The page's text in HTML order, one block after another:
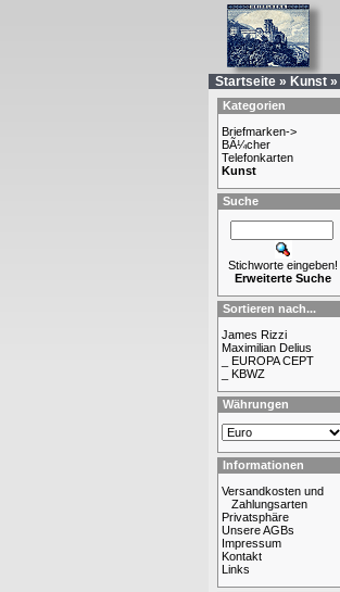
Startseite » Kunst »
Kategorien
Briefmarken->
BÃ¼cher
Telefonkarten
Kunst
Suche
Stichworte eingeben!
Erweiterte Suche
Sortieren nach...
James Rizzi
Maximilian Delius
_ EUROPA CEPT
_ KBWZ
Währungen
Informationen
Versandkosten und
Zahlungsarten
Privatsphäre
Unsere AGBs
Impressum
Kontakt
Links